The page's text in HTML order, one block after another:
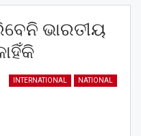
ଭାରତୀୟ
INTERNATIONAL NATIONAL